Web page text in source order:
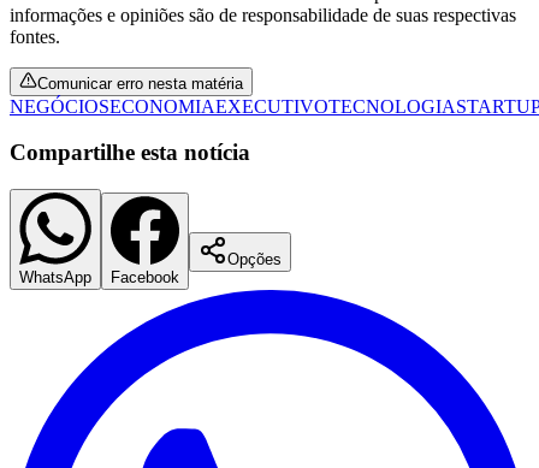
Corinthians
informações e opiniões são de responsabilidade de suas respectivas
fontes.
Comunicar erro nesta matéria
NEGÓCIOSECONOMIAEXECUTIVOTECNOLOGIA
Compartilhe esta notícia
WhatsApp Facebook
Opções